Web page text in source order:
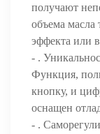
получают
объема масла
эффекта или
- .
Функция,
кнопку, и
оснащен
- .